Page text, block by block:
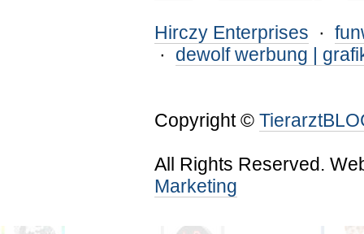
Hirczy Enterprises ·
· dewolf werbung |
Copyright ©
All Rights Reserved.
Marketing